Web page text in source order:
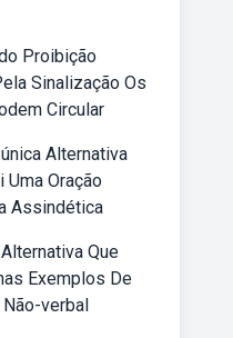
Proibição
Sinalização Os
Circular
Alternativa
Uma Oração
Assindética
Que
Exemplos De
verbal